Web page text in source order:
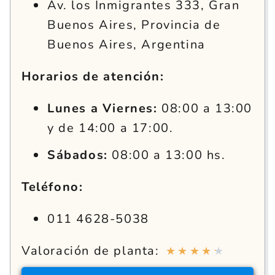
Av. los Inmigrantes 333, Gran
Buenos Aires, Provincia de
Buenos Aires, Argentina
Horarios de atención:
Lunes a Viernes: 08:00 a 13:00
y de 14:00 a 17:00.
Sábados: 08:00 a 13:00 hs.
Teléfono:
011 4628-5038
Valoración de planta: ★ ★ ★ ★ ★